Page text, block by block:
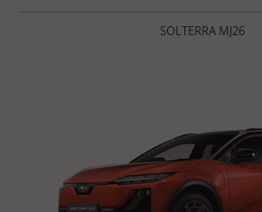
SOLTERRA MJ26